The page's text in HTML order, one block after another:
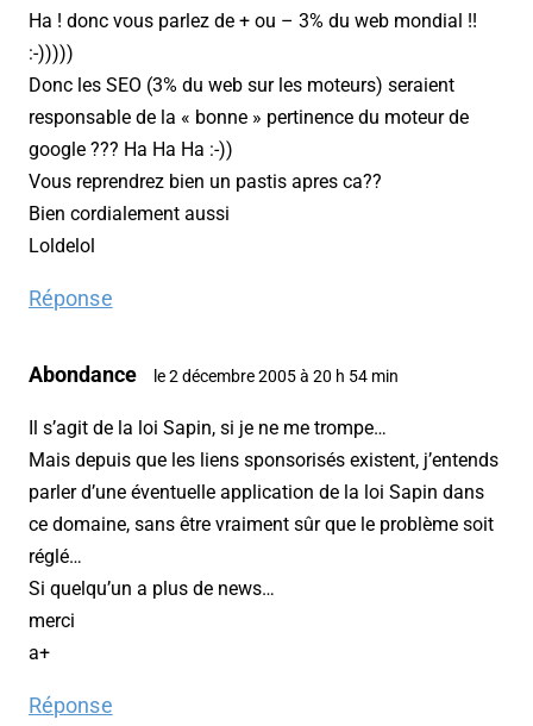
Ha ! donc vous parlez de + ou – 3% du web mondial !!
:-)))))
Donc les SEO (3% du web sur les moteurs) seraient
responsable de la « bonne » pertinence du moteur de
google ??? Ha Ha Ha :-))
Vous reprendrez bien un pastis apres ca??
Bien cordialement aussi
Loldelol
Réponse
Abondance le 2 décembre 2005 à 20 h 54 min
Il s’agit de la loi Sapin, si je ne me trompe…
Mais depuis que les liens sponsorisés existent, j’entends
parler d’une éventuelle application de la loi Sapin dans
ce domaine, sans être vraiment sûr que le problème soit
réglé…
Si quelqu’un a plus de news…
merci
a+
Réponse